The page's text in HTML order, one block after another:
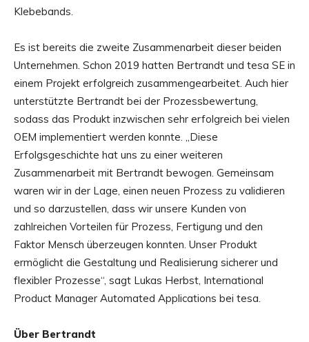
Klebebands.
Es ist bereits die zweite Zusammenarbeit dieser beiden
Unternehmen. Schon 2019 hatten Bertrandt und tesa SE in
einem Projekt erfolgreich zusammengearbeitet. Auch hier
unterstützte Bertrandt bei der Prozessbewertung,
sodass das Produkt inzwischen sehr erfolgreich bei vielen
OEM implementiert werden konnte. „Diese
Erfolgsgeschichte hat uns zu einer weiteren
Zusammenarbeit mit Bertrandt bewogen. Gemeinsam
waren wir in der Lage, einen neuen Prozess zu validieren
und so darzustellen, dass wir unsere Kunden von
zahlreichen Vorteilen für Prozess, Fertigung und den
Faktor Mensch überzeugen konnten. Unser Produkt
ermöglicht die Gestaltung und Realisierung sicherer und
flexibler Prozesse“, sagt Lukas Herbst, International
Product Manager Automated Applications bei tesa.
Über Bertrandt